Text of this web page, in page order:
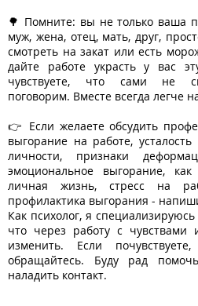
🌳 Помните: вы не только ваша
муж, жена, отец, мать, друг,
смотреть на закат или есть
дайте работе украсть у вас
чувствуете, что сами не
поговорим. Вместе всегда легче
👉 Если желаете обсудить
выгорание на работе,
личности, признаки
эмоциональное выгорание,
личная жизнь, стресс на
профилактика выгорания -
Как психолог, я
что через работу с чувствами
изменить. Если
обращайтесь. Буду рад
наладить контакт.